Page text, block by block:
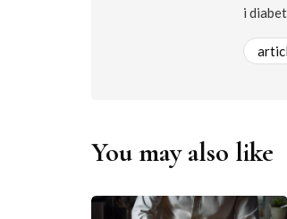
i
You may also like